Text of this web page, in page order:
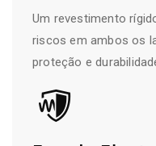
Um revestimento
riscos em ambos os
proteção e